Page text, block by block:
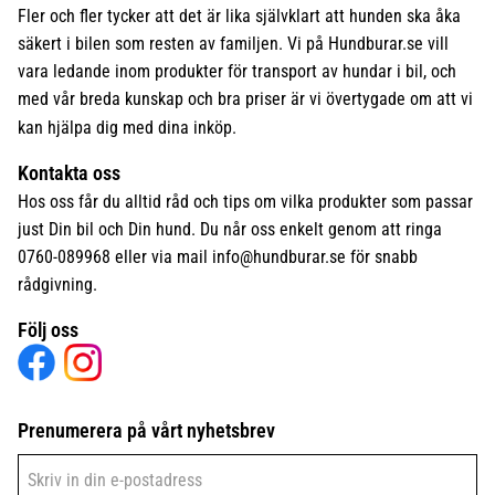
Fler och fler tycker att det är lika självklart att hunden ska åka
säkert i bilen som resten av familjen. Vi på Hundburar.se vill
vara ledande inom produkter för transport av hundar i bil, och
med vår breda kunskap och bra priser är vi övertygade om att vi
kan hjälpa dig med dina inköp.
Kontakta oss
Hos oss får du alltid råd och tips om vilka produkter som passar
just Din bil och Din hund. Du når oss enkelt genom att ringa
0760-089968 eller via mail info@hundburar.se för snabb
rådgivning.
Följ oss
Prenumerera på vårt nyhetsbrev